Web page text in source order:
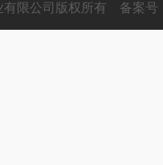
限公司版权所有 备案号